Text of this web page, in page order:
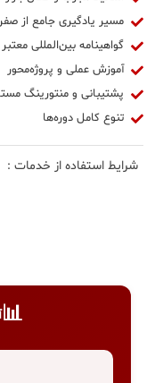
مسیر یادگیری جامع از
گواهینامه بین‌المللی معتبر
آموزش عملی و پروژه‌محور
پشتیبانی و منتورینگ
تنوع کامل دوره‌ها
شرایط استفاده از خدمات :
📊